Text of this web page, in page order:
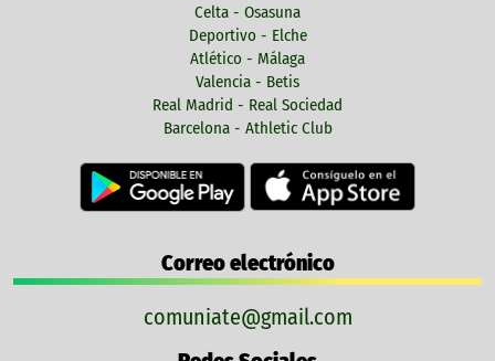
Celta - Osasuna
Deportivo - Elche
Atlético - Málaga
Valencia - Betis
Real Madrid - Real Sociedad
Barcelona - Athletic Club
Correo electrónico
comuniate@gmail.com